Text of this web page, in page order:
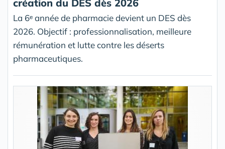
création du DES dès 2026
La 6ᵉ année de pharmacie devient un DES dès
2026. Objectif : professionnalisation, meilleure
rémunération et lutte contre les déserts
pharmaceutiques.